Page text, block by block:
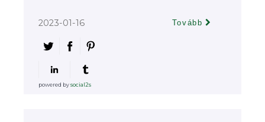
2023-01-16 Tovább
powered bysocial2s